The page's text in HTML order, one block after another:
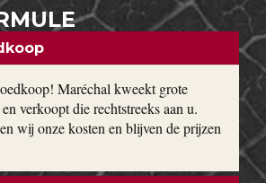
Maréchal kweekt grote
verkoopt die rechtstreeks aan u.
wij onze kosten en blijven de prijzen